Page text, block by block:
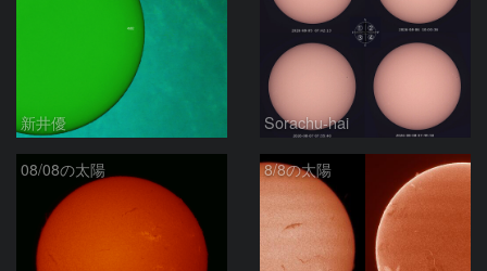
新井優 Sorachu-hai
08/08の太陽 8/8の太陽